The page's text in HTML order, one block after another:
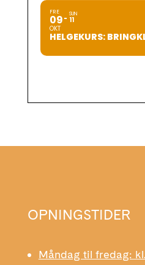
FRE
09
OKT
SUN
11
HELGEKURS:
OPNINGSTIDER
Måndag til fredag: